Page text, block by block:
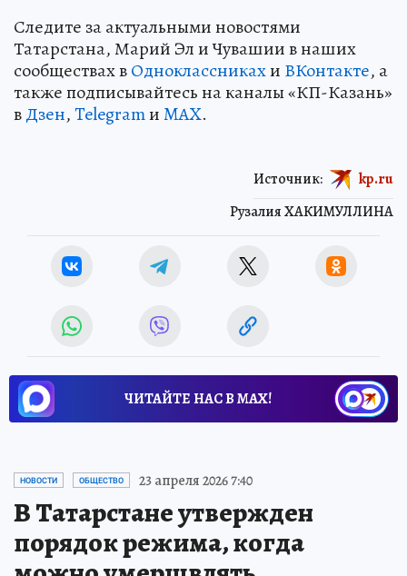
Следите за актуальными новостями
Татарстана, Марий Эл и Чувашии в наших
сообществах вОдноклассникахи ВКонтакте, а
также подписывайтесь на каналы «КП-Казань»
вДзен,TelegramиMAX.
Рузалия ХАКИМУЛЛИНА
Источник: kp.ru
ЧИТАЙТЕ НАС В МАХ!
НОВОСТИ ОБЩЕСТВО 23 апреля 2026 7:40
В Татарстане утвержден
порядок режима, когда